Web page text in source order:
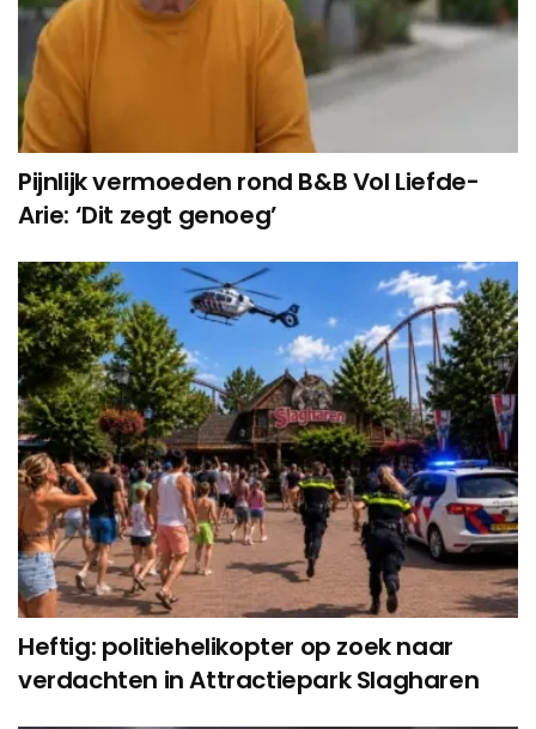
Pijnlijk vermoeden rond B&B Vol Liefde-
Arie: ‘Dit zegt genoeg’
Heftig: politiehelikopter op zoek naar
verdachten in Attractiepark Slagharen